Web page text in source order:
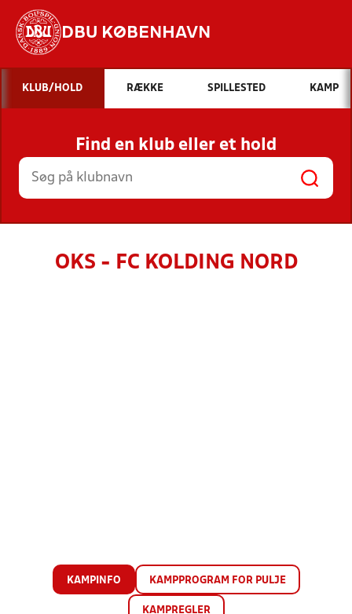
DBU KØBENHAVN
Hvad vil du søge efter?
INDHOLD OG NYHEDER
STILLINGER, RESULTATER, KLUBBER OG
HOLD
KLUB/HOLD RÆKKE SPILLESTED KAMP
Find en klub eller et hold
OKS - FC KOLDING NORD
KAMPINFO KAMPPROGRAM FOR PULJE
KAMPREGLER